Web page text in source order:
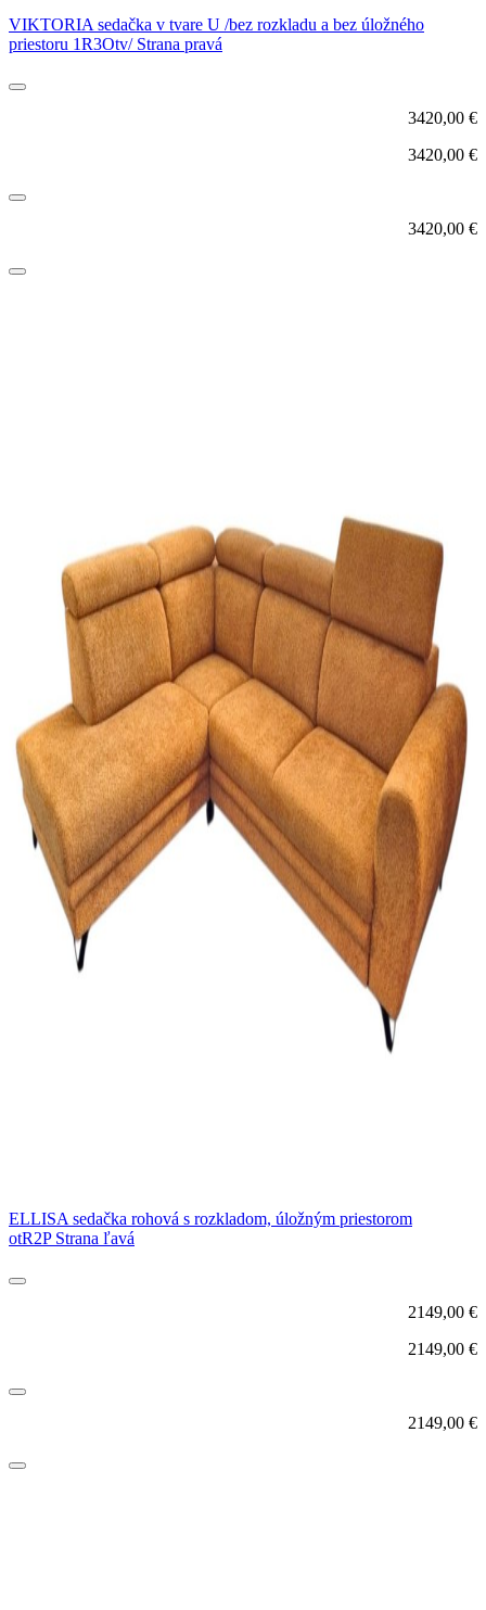
VIKTORIA sedačka v tvare U /bez rozkladu a bez úložného
priestoru 1R3Otv/ Strana pravá
3420,00 €
3420,00 €
3420,00 €
ELLISA sedačka rohová s rozkladom, úložným priestorom
otR2P Strana ľavá
2149,00 €
2149,00 €
2149,00 €